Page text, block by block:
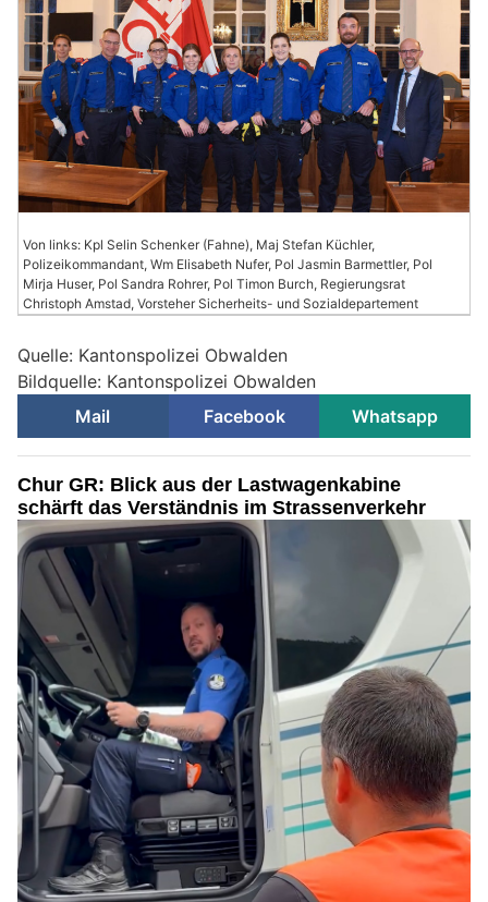
Von links: Kpl Selin Schenker (Fahne), Maj Stefan Küchler,
Polizeikommandant, Wm Elisabeth Nufer, Pol Jasmin Barmettler, Pol
Mirja Huser, Pol Sandra Rohrer, Pol Timon Burch, Regierungsrat
Christoph Amstad, Vorsteher Sicherheits- und Sozialdepartement
Quelle: Kantonspolizei Obwalden
Bildquelle: Kantonspolizei Obwalden
Mail
Facebook Whatsapp
Chur GR: Blick aus der Lastwagenkabine
schärft das Verständnis im Strassenverkehr